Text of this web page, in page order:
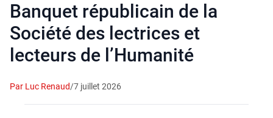
Banquet républicain de la
Société des lectrices et
lecteurs de l’Humanité
Par Luc Renaud/7 juillet 2026